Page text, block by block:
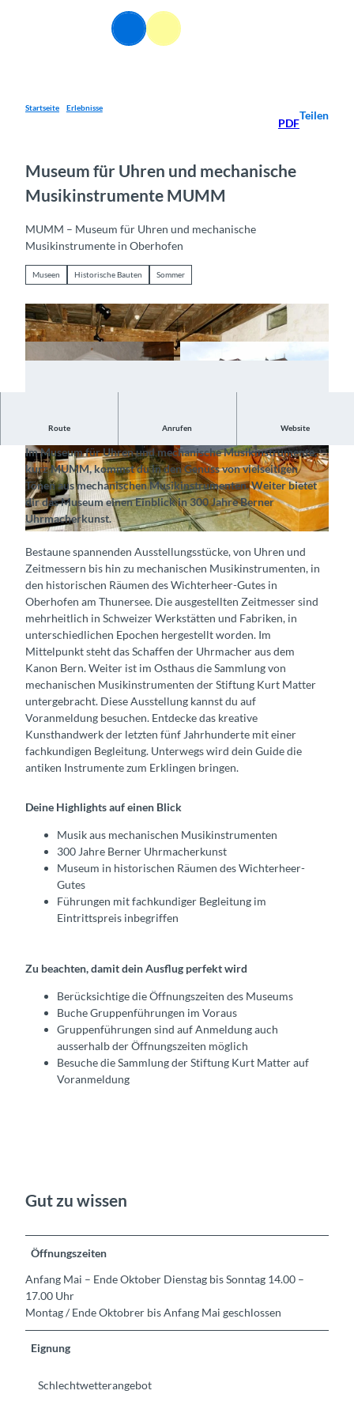
Suche Menü
Startseite Erlebnisse
PDF
Teilen
Museum für Uhren und mechanische
Musikinstrumente MUMM
MUMM – Museum für Uhren und mechanische
Musikinstrumente in Oberhofen
Museen Historische Bauten Sommer
© Museum für Uhren und mechanische Musiki
nstrumente MUMM, Interlaken Tourismus |
CC-BY-SA
©CC-BY-SA
Route Anrufen Website
Höre Musik und bewundere 300 Jahre Berner Uhrmachkunst
Im Museum für Uhren und mechanische Musikinstrumente,
kurz MUMM, kommst du in den Genuss von vielseitigen
Tönen aus mechanischen Musikinstrumenten. Weiter bietet
dir das Museum einen Einblick in 300 Jahre Berner
Uhrmacherkunst.
Bestaune spannenden Ausstellungsstücke, von Uhren und
Zeitmessern bis hin zu mechanischen Musikinstrumenten, in
den historischen Räumen des Wichterheer-Gutes in
Oberhofen am Thunersee. Die ausgestellten Zeitmesser sind
mehrheitlich in Schweizer Werkstätten und Fabriken, in
unterschiedlichen Epochen hergestellt worden. Im
Mittelpunkt steht das Schaffen der Uhrmacher aus dem
Kanon Bern. Weiter ist im Osthaus die Sammlung von
mechanischen Musikinstrumenten der Stiftung Kurt Matter
untergebracht. Diese Ausstellung kannst du auf
Voranmeldung besuchen. Entdecke das kreative
Kunsthandwerk der letzten fünf Jahrhunderte mit einer
fachkundigen Begleitung. Unterwegs wird dein Guide die
antiken Instrumente zum Erklingen bringen.
Deine Highlights auf einen Blick
Musik aus mechanischen Musikinstrumenten
300 Jahre Berner Uhrmacherkunst
Museum in historischen Räumen des Wichterheer-
Gutes
Führungen mit fachkundiger Begleitung im
Eintrittspreis inbegriffen
Zu beachten, damit dein Ausflug perfekt wird
Berücksichtige die Öffnungszeiten des Museums
Buche Gruppenführungen im Voraus
Gruppenführungen sind auf Anmeldung auch
ausserhalb der Öffnungszeiten möglich
Besuche die Sammlung der Stiftung Kurt Matter auf
Voranmeldung
Gut zu wissen
Öffnungszeiten
Anfang Mai – Ende Oktober Dienstag bis Sonntag 14.00 –
17.00 Uhr
Montag / Ende Oktobrer bis Anfang Mai geschlossen
Eignung
Schlechtwetterangebot